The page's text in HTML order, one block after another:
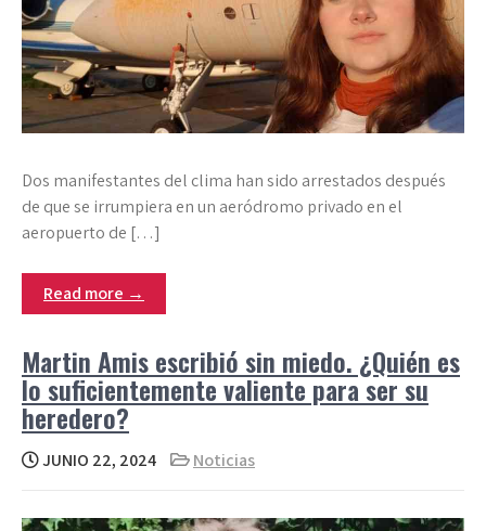
Dos manifestantes del clima han sido arrestados después
de que se irrumpiera en un aeródromo privado en el
aeropuerto de […]
Read more →
Martin Amis escribió sin miedo. ¿Quién es
lo suficientemente valiente para ser su
heredero?
JUNIO 22, 2024 Noticias